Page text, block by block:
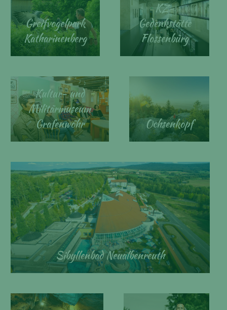
Greifvogelpark
Katharinenberg
KZ-
Gedenkstätte
Flossenbürg
Kultur- und
Militärmuseum
Grafenwöhr
Ochsenkopf
Sibyllenbad Neualbenreuth